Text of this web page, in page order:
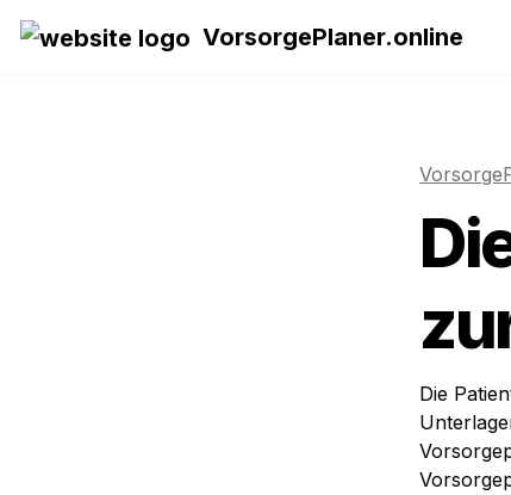
VorsorgePlaner.online
Die